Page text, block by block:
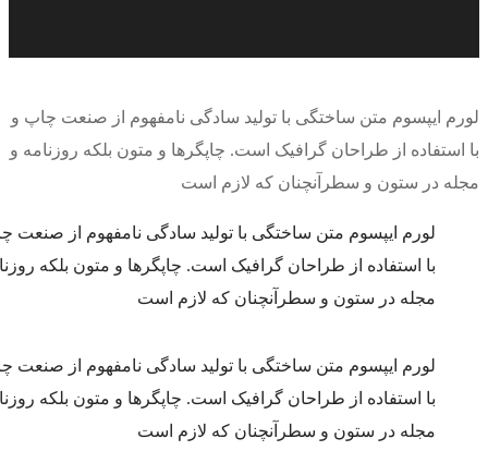
ایپسوم متن ساختگی با تولید سادگی نامفهوم از صنعت چاپ و
از طراحان گرافیک است. چاپگرها و متون بلکه روزنامه و
در ستون و سطرآنچنان که لازم است
لورم ایپسوم متن ساختگی با تولید سادگی نامفهوم از صنعت چاپ و
با استفاده از طراحان گرافیک است. چاپگرها و متون بلکه روزنامه و
مجله در ستون و سطرآنچنان که لازم است
لورم ایپسوم متن ساختگی با تولید سادگی نامفهوم از صنعت چاپ و
با استفاده از طراحان گرافیک است. چاپگرها و متون بلکه روزنامه و
مجله در ستون و سطرآنچنان که لازم است